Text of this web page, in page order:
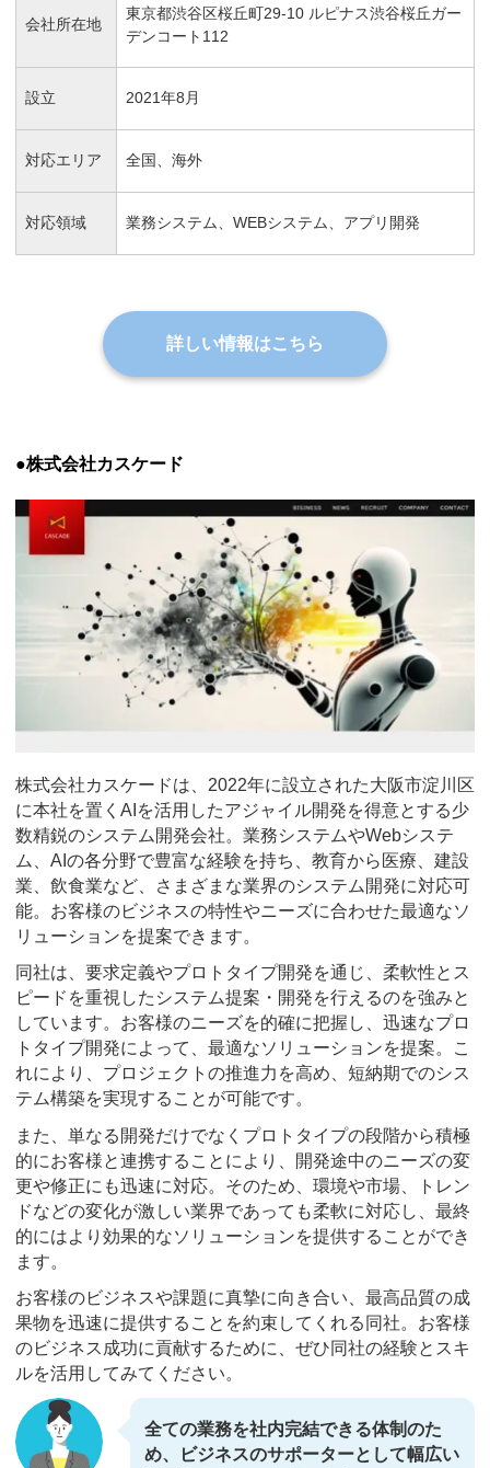
会社所在地
東京都渋谷区桜丘町29-10 ルピナス渋谷桜丘ガー
デンコート112
設立 2021年8月
対応エリア 全国、海外
対応領域 業務システム、WEBシステム、アプリ開発
詳しい情報はこちら
●株式会社カスケード
株式会社カスケードは、2022年に設立された大阪市淀川区
に本社を置くAIを活用したアジャイル開発を得意とする少
数精鋭のシステム開発会社。業務システムやWebシステ
ム、AIの各分野で豊富な経験を持ち、教育から医療、建設
業、飲食業など、さまざまな業界のシステム開発に対応可
能。お客様のビジネスの特性やニーズに合わせた最適なソ
リューションを提案できます。
同社は、要求定義やプロトタイプ開発を通じ、柔軟性とス
ピードを重視したシステム提案・開発を行えるのを強みと
しています。お客様のニーズを的確に把握し、迅速なプロ
トタイプ開発によって、最適なソリューションを提案。こ
れにより、プロジェクトの推進力を高め、短納期でのシス
テム構築を実現することが可能です。
また、単なる開発だけでなくプロトタイプの段階から積極
的にお客様と連携することにより、開発途中のニーズの変
更や修正にも迅速に対応。そのため、環境や市場、トレン
ドなどの変化が激しい業界であっても柔軟に対応し、最終
的にはより効果的なソリューションを提供することができ
ます。
お客様のビジネスや課題に真摯に向き合い、最高品質の成
果物を迅速に提供することを約束してくれる同社。お客様
のビジネス成功に貢献するために、ぜひ同社の経験とスキ
ルを活用してみてください。
全ての業務を社内完結できる体制のた
め、ビジネスのサポーターとして幅広い